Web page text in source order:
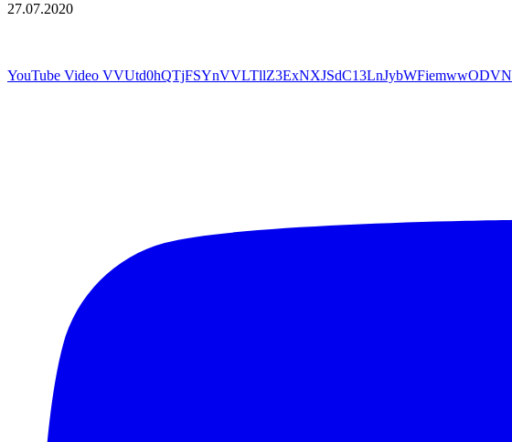
27.07.2020
YouTube Video VVUtd0hQTjFSYnVVLTllZ3ExNXJSdC13LnJybWFiemwwODVN